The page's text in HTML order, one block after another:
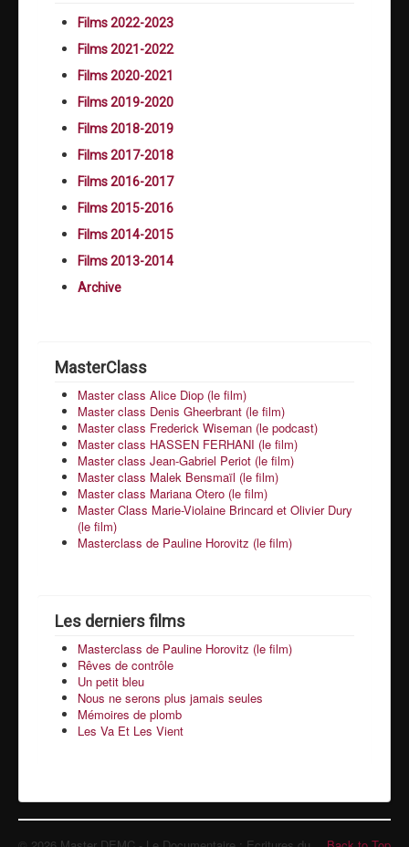
Films 2022-2023
Films 2021-2022
Films 2020-2021
Films 2019-2020
Films 2018-2019
Films 2017-2018
Films 2016-2017
Films 2015-2016
Films 2014-2015
Films 2013-2014
Archive
MasterClass
Master class Alice Diop (le film)
Master class Denis Gheerbrant (le film)
Master class Frederick Wiseman (le podcast)
Master class HASSEN FERHANI (le film)
Master class Jean-Gabriel Periot (le film)
Master class Malek Bensmaïl (le film)
Master class Mariana Otero (le film)
Master Class Marie-Violaine Brincard et Olivier Dury
(le film)
Masterclass de Pauline Horovitz (le film)
Les derniers films
Masterclass de Pauline Horovitz (le film)
Rêves de contrôle
Un petit bleu
Nous ne serons plus jamais seules
Mémoires de plomb
Les Va Et Les Vient